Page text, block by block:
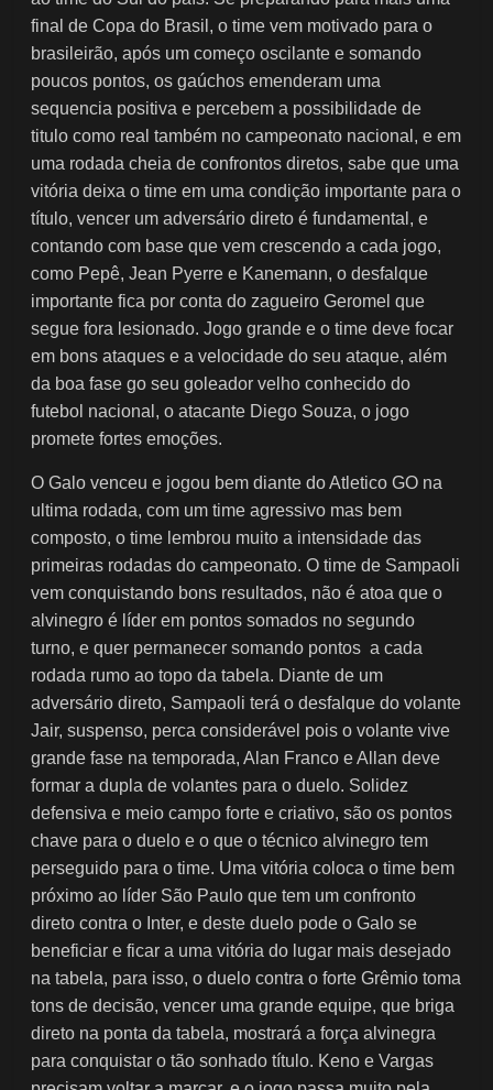
final de Copa do Brasil, o time vem motivado para o
brasileirão, após um começo oscilante e somando
poucos pontos, os gaúchos emenderam uma
sequencia positiva e percebem a possibilidade de
titulo como real também no campeonato nacional, e em
uma rodada cheia de confrontos diretos, sabe que uma
vitória deixa o time em uma condição importante para o
título, vencer um adversário direto é fundamental, e
contando com base que vem crescendo a cada jogo,
como Pepê, Jean Pyerre e Kanemann, o desfalque
importante fica por conta do zagueiro Geromel que
segue fora lesionado. Jogo grande e o time deve focar
em bons ataques e a velocidade do seu ataque, além
da boa fase go seu goleador velho conhecido do
futebol nacional, o atacante Diego Souza, o jogo
promete fortes emoções.
O Galo venceu e jogou bem diante do Atletico GO na
ultima rodada, com um time agressivo mas bem
composto, o time lembrou muito a intensidade das
primeiras rodadas do campeonato. O time de Sampaoli
vem conquistando bons resultados, não é atoa que o
alvinegro é líder em pontos somados no segundo
turno, e quer permanecer somando pontos a cada
rodada rumo ao topo da tabela. Diante de um
adversário direto, Sampaoli terá o desfalque do volante
Jair, suspenso, perca considerável pois o volante vive
grande fase na temporada, Alan Franco e Allan deve
formar a dupla de volantes para o duelo. Solidez
defensiva e meio campo forte e criativo, são os pontos
chave para o duelo e o que o técnico alvinegro tem
perseguido para o time. Uma vitória coloca o time bem
próximo ao líder São Paulo que tem um confronto
direto contra o Inter, e deste duelo pode o Galo se
beneficiar e ficar a uma vitória do lugar mais desejado
na tabela, para isso, o duelo contra o forte Grêmio toma
tons de decisão, vencer uma grande equipe, que briga
direto na ponta da tabela, mostrará a força alvinegra
para conquistar o tão sonhado título. Keno e Vargas